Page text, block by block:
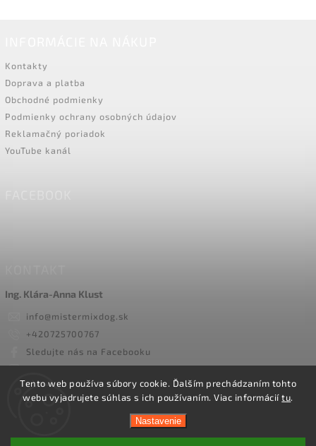
Tento web používa súbory cookie. Ďalším prechádzaním tohto
webu vyjadrujete súhlas s ich používaním. Viac informáciítu.
Nastavenie
Kontakty
Doprava a platba
Obchodné podmienky
Podmienky ochrany osobných údajov
Reklamačný poriadok
YouTube kanál
Ing. Klára-Anna Klust
info@mistermixdog.sk
+420725700767
Sledujte nás na Facebooku
mister_mix_dog/
Mister Mix Dog. Všetky práva vyhradené.
Shoptet